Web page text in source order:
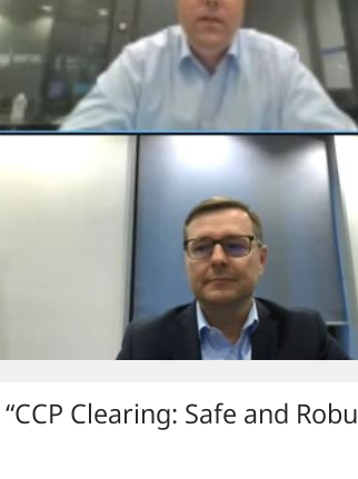
Clearing: Safe and